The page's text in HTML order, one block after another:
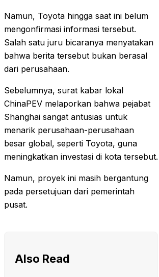
Namun, Toyota hingga saat ini belum
mengonfirmasi informasi tersebut.
Salah satu juru bicaranya menyatakan
bahwa berita tersebut bukan berasal
dari perusahaan.
Sebelumnya, surat kabar lokal
ChinaPEV melaporkan bahwa pejabat
Shanghai sangat antusias untuk
menarik perusahaan-perusahaan
besar global, seperti Toyota, guna
meningkatkan investasi di kota tersebut.
Namun, proyek ini masih bergantung
pada persetujuan dari pemerintah
pusat.
Also Read